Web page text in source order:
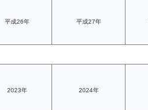
平成26年 平成27年
2023年 2024年